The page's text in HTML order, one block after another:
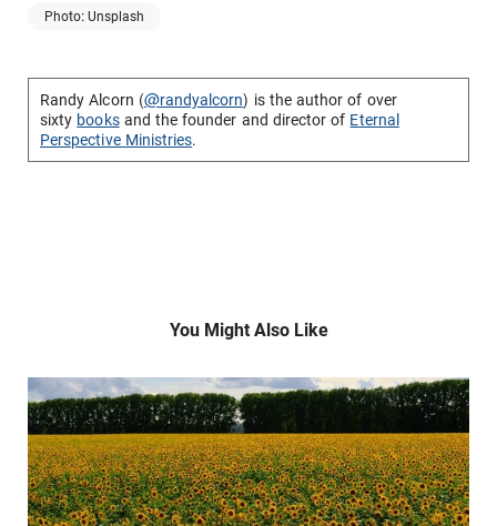
Photo: Unsplash
Randy Alcorn (@randyalcorn) is the author of over
sixty booksand the founder and director of Eternal
Perspective Ministries.
You Might Also Like